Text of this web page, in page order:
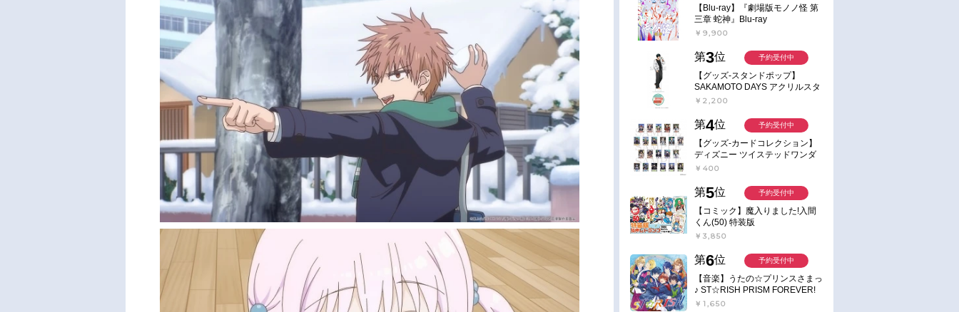
【Blu-ray】『劇場版モノノ怪 第
三章 蛇神』Blu-ray
￥9,900
第3位
【グッズ-スタンドポップ】
SAKAMOTO DAYS アクリルスタ
ンド～Sunny Afternoon～ 4.南雲
￥2,200
予約受付中
第4位
【グッズ-カードコレクション】
ディズニー ツイステッドワンダ
ーランド ランダムカードコレク
￥400
予約受付中
第5位
【コミック】魔入りました!入間
くん(50) 特装版
￥3,850
予約受付中
第6位
【音楽】うたの☆プリンスさまっ
♪ ST☆RISH PRISM FOREVER!
￥1,650
予約受付中